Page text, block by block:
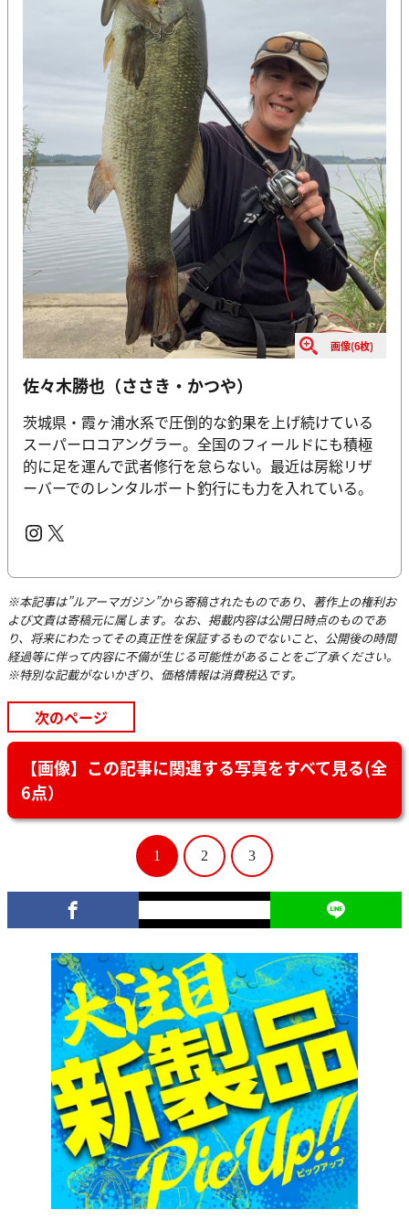
画像(6枚)
佐々木勝也（ささき・かつや）
茨城県・霞ヶ浦水系で圧倒的な釣果を上げ続けている
スーパーロコアングラー。全国のフィールドにも積極
的に足を運んで武者修行を怠らない。最近は房総リザ
ーバーでのレンタルボート釣行にも力を入れている。
InstagramX
※本記事は”ルアーマガジン”から寄稿されたものであり、著作上の権利お
よび文責は寄稿元に属します。なお、掲載内容は公開日時点のものであ
り、将来にわたってその真正性を保証するものでないこと、公開後の時間
経過等に伴って内容に不備が生じる可能性があることをご了承ください。
※特別な記載がないかぎり、価格情報は消費税込です。
次のページ
【画像】この記事に関連する写真をすべて見る(全
6点）
1 2 3